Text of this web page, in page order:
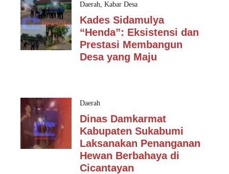
Daerah, Kabar Desa
Kades Sidamulya
“Henda”: Eksistensi dan
Prestasi Membangun
Desa yang Maju
Daerah
Dinas Damkarmat
Kabupaten Sukabumi
Laksanakan Penanganan
Hewan Berbahaya di
Cicantayan